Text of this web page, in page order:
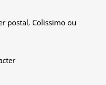
postal, Colissimo ou